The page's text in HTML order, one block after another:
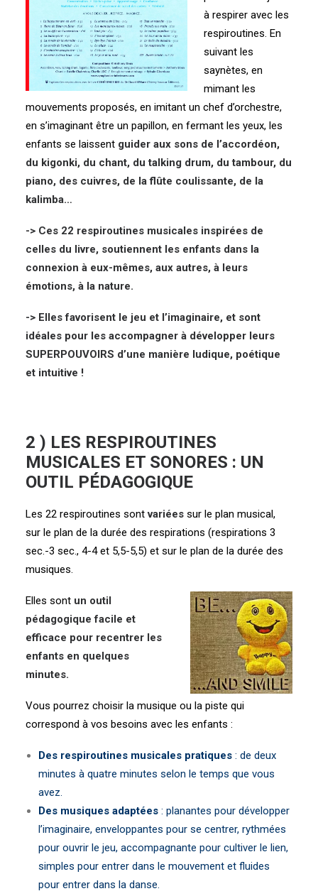
à respirer avec les
respiroutines. En
suivant les
saynètes, en
mimant les
mouvements proposés, en imitant un chef d’orchestre,
en s’imaginant être un papillon, en fermant les yeux, les
enfants se laissent guider aux sons de l’accordéon,
du kigonki, du chant, du talking drum, du tambour, du
piano, des cuivres, de la flûte coulissante, de la
kalimba…
-> Ces 22 respiroutines musicales inspirées de
celles du livre, soutiennent les enfants dans la
connexion à eux-mêmes, aux autres, à leurs
émotions, à la nature.
-> Elles favorisent le jeu et l’imaginaire, et sont
idéales pour les accompagner à développer leurs
SUPERPOUVOIRS d’une manière ludique, poétique
et intuitive !
2 ) LES RESPIROUTINES
MUSICALES ET SONORES : UN
OUTIL PÉDAGOGIQUE
Les 22 respiroutines sontvariées sur le plan musical,
sur le plan de la durée des respirations (respirations 3
sec.-3 sec., 4-4 et 5,5-5,5) et sur le plan de la durée des
musiques.
Elles sont un outil
pédagogique facile et
efficace pour recentrer les
enfants en quelques
minutes.
Vous pourrez choisir la musique ou la piste qui
correspond à vos besoins avec les enfants :
Des respiroutines musicales pratiques : de deux
minutes à quatre minutes selon le temps que vous
avez.
Des musiques adaptées : planantes pour développer
l’imaginaire, enveloppantes pour se centrer, rythmées
pour ouvrir le jeu, accompagnante pour cultiver le lien,
simples pour entrer dans le mouvement et fluides
pour entrer dans la danse.